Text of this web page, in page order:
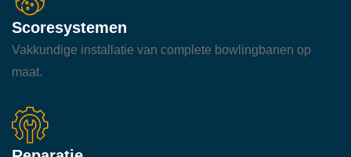
Scoresystemen
Vakkundige installatie van complete bowlingbanen op
maat.